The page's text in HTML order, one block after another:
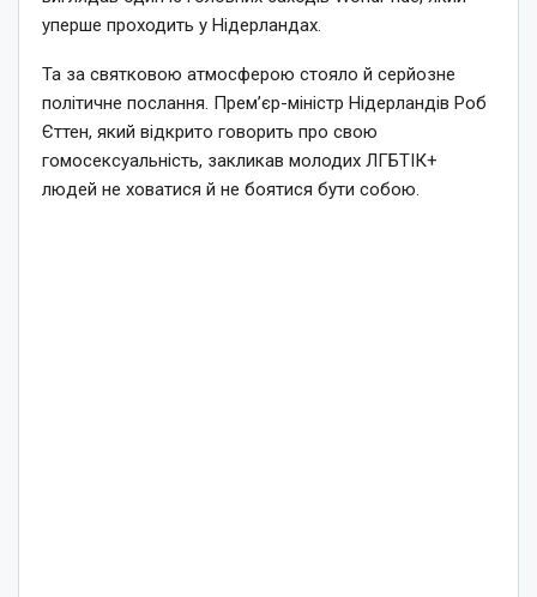
уперше проходить у Нідерландах.
Та за святковою атмосферою стояло й серйозне
політичне послання. Прем’єр-міністр Нідерландів Роб
Єттен, який відкрито говорить про свою
гомосексуальність, закликав молодих ЛГБТІК+
людей не ховатися й не боятися бути собою.